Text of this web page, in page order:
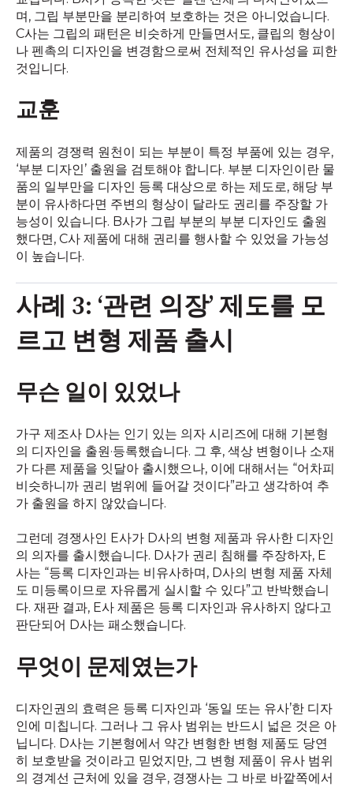
며, 그립 부분만을 분리하여 보호하는 것은 아니었습니다.
C사는 그립의 패턴은 비슷하게 만들면서도, 클립의 형상이
나 펜촉의 디자인을 변경함으로써 전체적인 유사성을 피한
것입니다.
교훈
제품의 경쟁력 원천이 되는 부분이 특정 부품에 있는 경우,
‘부분 디자인’ 출원을 검토해야 합니다. 부분 디자인이란 물
품의 일부만을 디자인 등록 대상으로 하는 제도로, 해당 부
분이 유사하다면 주변의 형상이 달라도 권리를 주장할 가
능성이 있습니다. B사가 그립 부분의 부분 디자인도 출원
했다면, C사 제품에 대해 권리를 행사할 수 있었을 가능성
이 높습니다.
사례 3: ‘관련 의장’ 제도를 모
르고 변형 제품 출시
무슨 일이 있었나
가구 제조사 D사는 인기 있는 의자 시리즈에 대해 기본형
의 디자인을 출원·등록했습니다. 그 후, 색상 변형이나 소재
가 다른 제품을 잇달아 출시했으나, 이에 대해서는 “어차피
비슷하니까 권리 범위에 들어갈 것이다”라고 생각하여 추
가 출원을 하지 않았습니다.
그런데 경쟁사인 E사가 D사의 변형 제품과 유사한 디자인
의 의자를 출시했습니다. D사가 권리 침해를 주장하자, E
사는 “등록 디자인과는 비유사하며, D사의 변형 제품 자체
도 미등록이므로 자유롭게 실시할 수 있다”고 반박했습니
다. 재판 결과, E사 제품은 등록 디자인과 유사하지 않다고
판단되어 D사는 패소했습니다.
무엇이 문제였는가
디자인권의 효력은 등록 디자인과 ‘동일 또는 유사’한 디자
인에 미칩니다. 그러나 그 유사 범위는 반드시 넓은 것은 아
닙니다. D사는 기본형에서 약간 변형한 변형 제품도 당연
히 보호받을 것이라고 믿었지만, 그 변형 제품이 유사 범위
의 경계선 근처에 있을 경우, 경쟁사는 그 바로 바깥쪽에서